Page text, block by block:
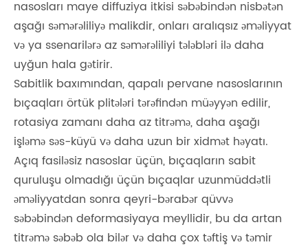
nasosları maye diffuziya itkisi səbəbindən nisbətən
aşağı səmərəliliyə malikdir, onları aralıqsız əməliyyat
və ya ssenarilərə az səmərəliliyi tələbləri ilə daha
uyğun hala gətirir.
Sabitlik baxımından, qapalı pervane nasoslarının
bıçaqları örtük plitələri tərəfindən müəyyən edilir,
rotasiya zamanı daha az titrəmə, daha aşağı
işləmə səs-küyü və daha uzun bir xidmət həyatı.
Açıq fasiləsiz nasoslar üçün, bıçaqların sabit
quruluşu olmadığı üçün bıçaqlar uzunmüddətli
əməliyyatdan sonra qeyri-bərabər qüvvə
səbəbindən deformasiyaya meyllidir, bu da artan
titrəmə səbəb ola bilər və daha çox təftiş və təmir